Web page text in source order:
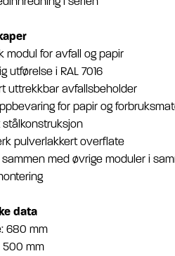
modul for avfall og papir
utførelse i RAL 7016
uttrekkbar avfallsbeholder
for papir og
stålkonstruksjon
pulverlakkert overflate
sammen med øvrige moduler i
data
680 mm
500 mm